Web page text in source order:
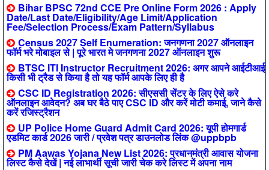
Bihar BPSC 72nd CCE Pre Online Form 2026 : Apply
Date/Last Date/Eligibility/Age Limit/Application
Fee/Selection Process/Exam Pattern/Syllabus
Census 2027 Self Enumeration: जनगणना 2027 ऑनलाइन
फॉर्म भरे मोबाइल से | पूरे भारत मे जनगणना 2027 ऑनलाइन शुरू
BTSC ITI Instructor Recruitment 2026: अगर आपने आईटीआई
किसी भी ट्रैड से किया है तो यह फॉर्म आपके लिए ही है
CSC ID Registration 2026: सीएससी सेंटर के लिए ऐसे करे
ऑनलाइन आवेदन? अब घर बैठे पाए CSC ID और करें मोटी कमाई, जाने कैसे
करें रजिस्ट्रैशन
UP Police Home Guard Admit Card 2026: यूपी होमगार्ड
एडमिट कार्ड 2026 जारी / प्रवेश पत्र डाउनलोड लिंक @uppbpb
PM Aawas Yojana New List 2026: प्रधानमंत्री आवास योजना
लिस्ट कैसे देखें | नई लाभार्थी सूची जारी चेक करे लिस्ट में अपना नाम